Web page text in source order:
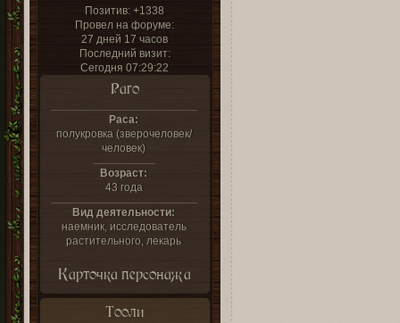
Позитив: +1338
Провел на форуме:
27 дней 17 часов
Последний визит:
Сегодня 07:29:22
Раго
Раса:
полукровка (зверочеловек/
человек)
Возраст:
43 года
Вид деятельности:
наемник, исследователь
растительного, лекарь
Карточка персонажа
Тооли